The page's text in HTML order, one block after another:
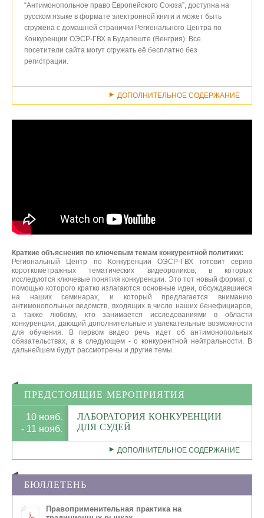
“Антимонопольное право Европейского Союза”, доступна на
русском языке в формате электронной книги и может быть
сгружена с домашней странички Регионального Центра по
Конкуренции ОЭСР-ГВХ в Будапеште (Венгрия). Все
посетители сайта могут сгружать её бесплатно без
регистрации.
ДОПОЛНИТЕЛЬНОЕ СОДЕРЖАНИЕ
Краткие объяснения по ключевым темам конкурентной политики:
Региональный Центр по Конкуренции ОЭСР-ГВХ готовит серию
короткометражных тематических видеороликов, в которых
исследуются ключевые понятия конкуренции. Это тот новый формат, с
помощью которого кратко излагаются основные идеи, обсуждавшиеся
на наших семинарах, и который предлагается вниманию
антимонопольных ведомств, входящих в число наших бенефициаров,
а также любому, кто занимается исследованиями в области
конкуренции, дающий дополнительные и увлекательные возможности
для обучения. В первом видео речь идет об антимонопольных
обязательствах, а в следующем - о конкурентной нейтральности. В
дальнейшем будут рассмотрены и другие темы.
ПРЕДСТОЯЩИЕ МЕРОПРИЯТИЯ
10 нояб.
- 11 нояб.
ЛАБОРАТОРИЯ КОНКУРЕНЦИИ
ДЛЯ СУДЕЙ
ДОПОЛНИТЕЛЬНОЕ СОДЕРЖАНИЕ
БЮЛЛЕТЕНЬ
Правоприменительная практика на